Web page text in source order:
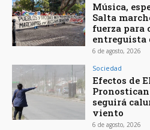
Música,
Salta
fuerza para
entreguista
6 de agosto, 2026
Sociedad
Efectos de
seguirá
viento
6 de agosto, 2026